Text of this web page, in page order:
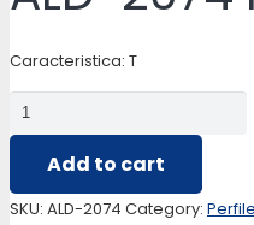
Caracteristica: T
ALD-
2074
BICICLETA
Add to cart
SKU: ALD-2074 Category: